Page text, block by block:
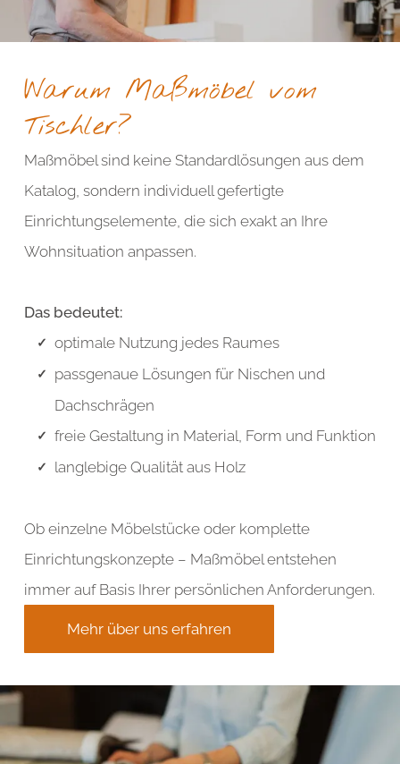
Warum Maßmöbel vom
Tischler?
Maßmöbel sind keine Standardlösungen aus dem
Katalog, sondern individuell gefertigte
Einrichtungselemente, die sich exakt an Ihre
Wohnsituation anpassen.
Das bedeutet:
optimale Nutzung jedes Raumes
passgenaue Lösungen für Nischen und
Dachschrägen
freie Gestaltung in Material, Form und Funktion
langlebige Qualität aus Holz
Ob einzelne Möbelstücke oder komplette
Einrichtungskonzepte – Maßmöbel entstehen
immer auf Basis Ihrer persönlichen Anforderungen.
Mehr über uns erfahren